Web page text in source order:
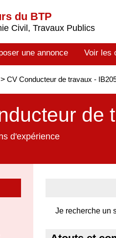
du BTP
Civil, Travaux Publics
une annonce Voir les
> CV Conducteur de travaux -
de
d'expérience
Je recherche un